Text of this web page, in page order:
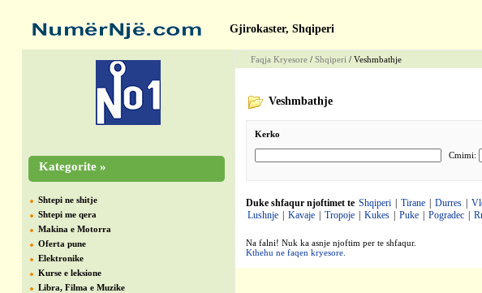
Gjirokaster, Shqiperi
Kategorite »
Shtepi ne shitje
Shtepi me qera
Makina e Motorra
Oferta pune
Elektronike
Kurse e leksione
Libra, Filma e Muzike
Faqja Kryesore / Shqiperi / Veshmbathje
Veshmbathje
Kerko
Cmimi:
Duke shfaqur njoftimet te Shqiperi Tirane Durres
Lushnje
Kavaje Tropoje Kukes Puke Pogradec
Na falni! Nuk ka asnje njoftim per te shfaqur.
Kthehu ne faqen kryesore.